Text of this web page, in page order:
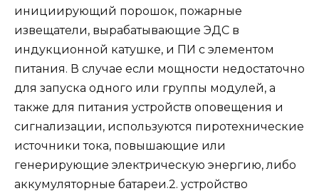
инициирующий порошок, пожарные
извещатели, вырабатывающие ЭДС в
индукционной катушке, и ПИ с элементом
питания. В случае если мощности недостаточно
для запуска одного или группы модулей, а
также для питания устройств оповещения и
сигнализации, используются пиротехнические
источники тока, повышающие или
генерирующие электрическую энергию, либо
аккумуляторные батареи.2. устройство